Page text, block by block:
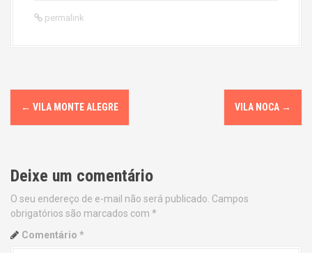
permalink
P
o
t
n
a
← VILA MONTE ALEGRE VILA NOCA →
Deixe um comentário
O seu endereço de e-mail não será publicado. Campos
obrigatórios são marcados com *
Comentário *